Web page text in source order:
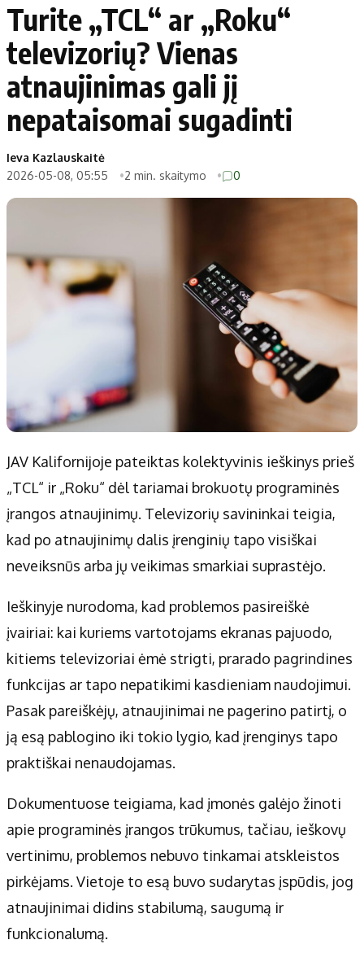
Turite „TCL“ ar „Roku“
televizorių? Vienas
atnaujinimas gali jį
nepataisomai sugadinti
Ieva Kazlauskaitė
2026-05-08, 05:55
2 min. skaitymo 0
JAV Kalifornijoje pateiktas kolektyvinis ieškinys prieš
„TCL“ ir „Roku“ dėl tariamai brokuotų programinės
įrangos atnaujinimų. Televizorių savininkai teigia,
kad po atnaujinimų dalis įrenginių tapo visiškai
neveiksnūs arba jų veikimas smarkiai suprastėjo.
Ieškinyje nurodoma, kad problemos pasireiškė
įvairiai: kai kuriems vartotojams ekranas pajuodo,
kitiems televizoriai ėmė strigti, prarado pagrindines
funkcijas ar tapo nepatikimi kasdieniam naudojimui.
Pasak pareiškėjų, atnaujinimai ne pagerino patirtį, o
ją esą pablogino iki tokio lygio, kad įrenginys tapo
praktiškai nenaudojamas.
Dokumentuose teigiama, kad įmonės galėjo žinoti
apie programinės įrangos trūkumus, tačiau, ieškovų
vertinimu, problemos nebuvo tinkamai atskleistos
pirkėjams. Vietoje to esą buvo sudarytas įspūdis, jog
atnaujinimai didins stabilumą, saugumą ir
funkcionalumą.